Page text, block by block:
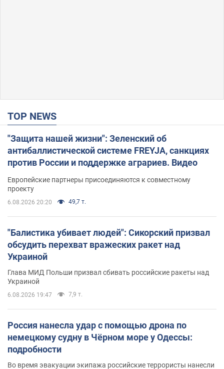
TOP NEWS
"Защита нашей жизни": Зеленский об
антибаллистической системе FREYJA, санкциях
против России и поддержке аграриев. Видео
Европейские партнеры присоединяются к совместному
проекту
6.08.2026 20:20 49,7 т.
"Балистика убивает людей": Сикорский призвал
обсудить перехват вражеских ракет над
Украиной
Глава МИД Польши призвал сбивать российские ракеты над
Украиной
6.08.2026 19:47 7,9 т.
Россия нанесла удар с помощью дрона по
немецкому судну в Чёрном море у Одессы:
подробности
Во время эвакуации экипажа российские террористы нанесли